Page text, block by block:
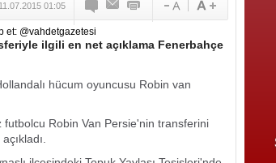
11.07.2015 01:05
ilgili en net açıklama Fenerbahçe
hücum oyuncusu Robin van
futbolcu Robin Van Persie'nin transferini
et: @vahdetgazetesi